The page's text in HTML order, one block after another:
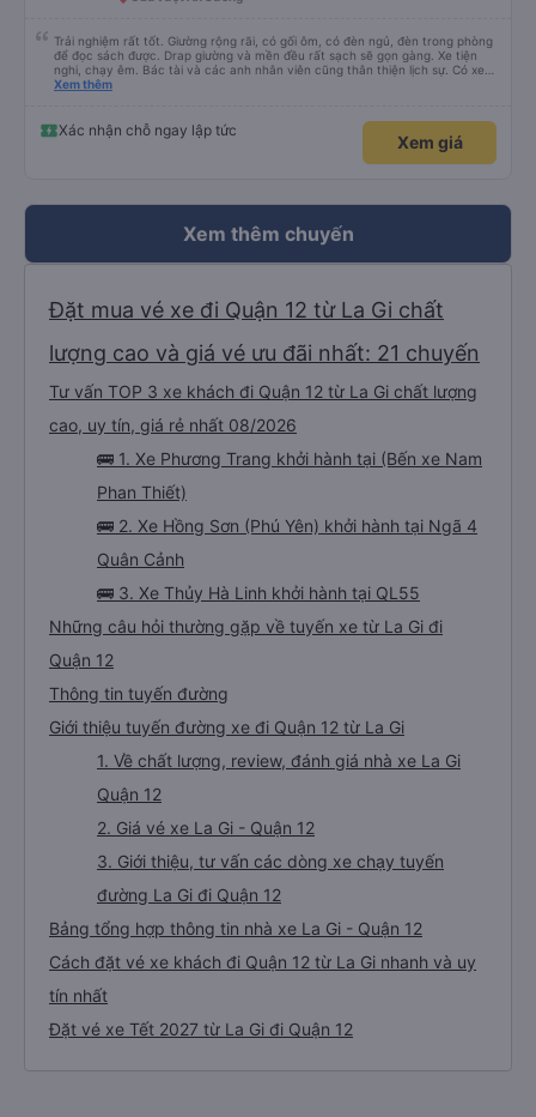
Trải nghiệm rất tốt. Giường rộng rãi, có gối ôm, có đèn ngủ, đèn trong phòng
để đọc sách được. Drap giường và mền đều rất sạch sẽ gọn gàng. Xe tiện
nghi, chạy êm. Bác tài và các anh nhân viên cũng thân thiện lịch sự. Có xe
trung chuyển về nội thành thành phố tuy hoà rất tiện. Giá vé hợp lý. Nói
Xem thêm
Xác nhận chỗ ngay lập tức
Xem giá
Xem thêm chuyến
Đặt mua vé xe đi Quận 12 từ La Gi chất
lượng cao và giá vé ưu đãi nhất: 21 chuyến
Tư vấn TOP 3 xe khách đi Quận 12 từ La Gi chất lượng
cao, uy tín, giá rẻ nhất 08/2026
🚌 1. Xe Phương Trang khởi hành tại (Bến xe Nam
Phan Thiết)
🚌 2. Xe Hồng Sơn (Phú Yên) khởi hành tại Ngã 4
Quân Cảnh
🚌 3. Xe Thủy Hà Linh khởi hành tại QL55
Những câu hỏi thường gặp về tuyến xe từ La Gi đi
Quận 12
Thông tin tuyến đường
Giới thiệu tuyến đường xe đi Quận 12 từ La Gi
1. Về chất lượng, review, đánh giá nhà xe La Gi
Quận 12
2. Giá vé xe La Gi - Quận 12
3. Giới thiệu, tư vấn các dòng xe chạy tuyến
đường La Gi đi Quận 12
Bảng tổng hợp thông tin nhà xe La Gi - Quận 12
Cách đặt vé xe khách đi Quận 12 từ La Gi nhanh và uy
tín nhất
Đặt vé xe Tết 2027 từ La Gi đi Quận 12